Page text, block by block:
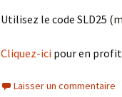
Utilisez le code SLD25
Cliquez-ici pour en
Laisser un commentaire